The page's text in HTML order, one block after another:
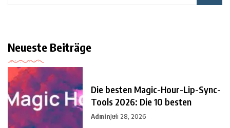
Neueste Beiträge
Die besten Magic-Hour-Lip-Sync-
Tools 2026: Die 10 besten
AdminJuli 28, 2026